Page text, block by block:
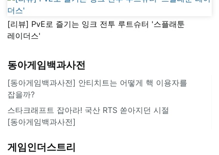
[리뷰] PvE로 즐기는 잉크 전투 루트슈터 '스플래툰
레이더스'
동아게임백과사전
[동아게임백과사전] 안티치트는 어떻게 핵 이용자를
잡을까?
스타크래프트 잡아라! 국산 RTS 쏟아지던 시절
[동아게임백과사전]
게임인더스트리